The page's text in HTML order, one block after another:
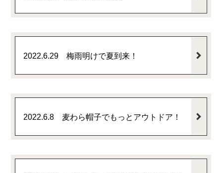
2022.6.29 梅雨明けで夏到来！
2022.6.8 麦わら帽子でもっとアウトドア！